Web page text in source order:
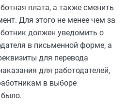
плата, а также сменить
Для этого не менее чем за
должен уведомить о
в письменной форме, а
для перевода
для работодателей,
в выборе
было.